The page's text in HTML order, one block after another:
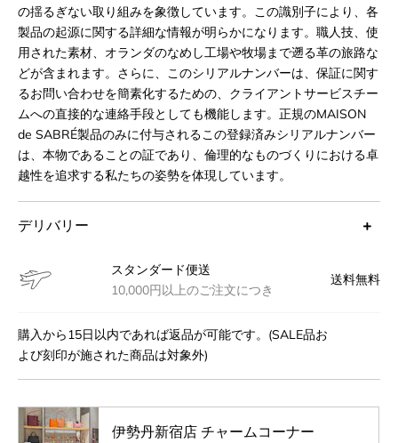
の揺るぎない取り組みを象徴しています。この識別子により、各
製品の起源に関する詳細な情報が明らかになります。職人技、使
用された素材、オランダのなめし工場や牧場まで遡る革の旅路な
どが含まれます。さらに、このシリアルナンバーは、保証に関す
るお問い合わせを簡素化するための、クライアントサービスチー
ムへの直接的な連絡手段としても機能します。正規のMAISON
de SABRÉ製品のみに付与されるこの登録済みシリアルナンバー
は、本物であることの証であり、倫理的なものづくりにおける卓
越性を追求する私たちの姿勢を体現しています。
デリバリー
スタンダード便送
10,000円以上のご注文につき
送料無料
購入から15日以内であれば返品が可能です。(SALE品お
よび刻印が施された商品は対象外)
伊勢丹新宿店 チャームコーナー